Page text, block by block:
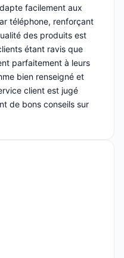
facilement aux
téléphone, renforçant
des produits est
étant ravis que
parfaitement à leurs
bien renseigné et
client est jugé
de bons conseils sur